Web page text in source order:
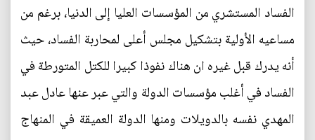
الفساد المستشري من المؤسسات العليا إلى الدنيا، برغم من
مساعيه الأولية بتشكيل مجلس أعلى لمحاربة الفساد، حيث
أنه يدرك قبل غيره ان هناك نفوذا كبيرا للكتل المتورطة في
الفساد في أغلب مؤسسات الدولة والتي عبر عنها عادل عبد
المهدي نفسه بالدويلات ومنها الدولة العميقة في المنهاج